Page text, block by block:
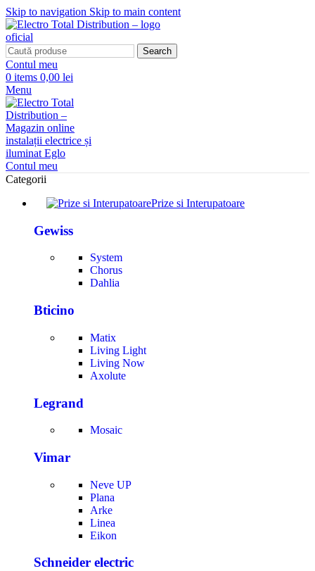
Skip to navigation Skip to main content
Search
Contul meu
0 items 0,00 lei
Menu
Contul meu
Categorii
Prize si Interupatoare
Gewiss
System
Chorus
Dahlia
Bticino
Matix
Living Light
Living Now
Axolute
Legrand
Mosaic
Vimar
Neve UP
Plana
Arke
Linea
Eikon
Schneider electric